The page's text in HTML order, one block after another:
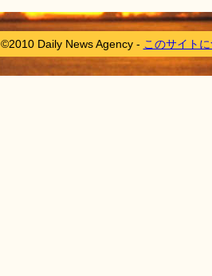
©2010 Daily News Agency - このサイト